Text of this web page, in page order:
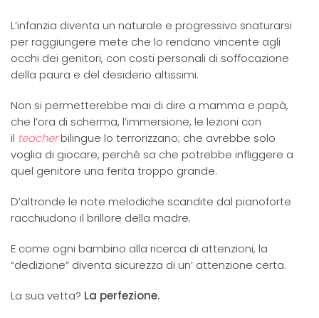
L’infanzia diventa un naturale e progressivo snaturarsi
per raggiungere mete che lo rendano vincente agli
occhi dei genitori, con costi personali di soffocazione
della paura e del desiderio altissimi.
Non si permetterebbe mai di dire a mamma e papà,
che l’ora di scherma, l’immersione, le lezioni con
il teacherbilingue lo terrorizzano; che avrebbe solo
voglia di giocare, perché sa che potrebbe infliggere a
quel genitore una ferita troppo grande.
D’altronde le note melodiche scandite dal pianoforte
racchiudono il brillore della madre.
E come ogni bambino alla ricerca di attenzioni, la
“dedizione” diventa sicurezza di un’ attenzione certa.
La sua vetta? La perfezione.